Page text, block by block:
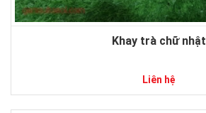
Khay trà chữ nhật
Liên hệ